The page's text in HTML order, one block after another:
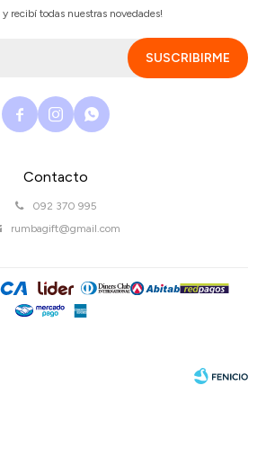
Contacto
092 370 995
rumbagift@gmail.com
y recibí todas nuestras novedades!
SUSCRIBIRME
  